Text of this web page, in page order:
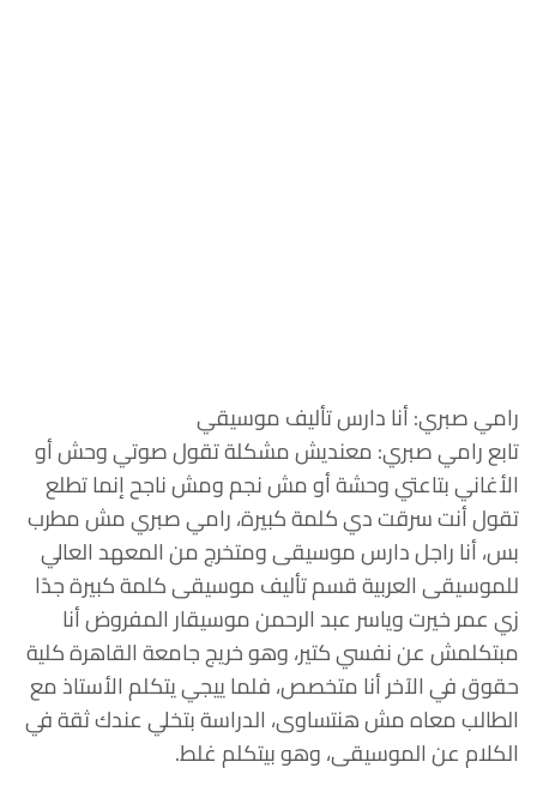
رامي صبري: أنا دارس تأليف موسيقي
تابع رامي صبري: معنديش مشكلة تقول صوتي وحش أو
الأغاني بتاعتي وحشة أو مش نجم ومش ناجح إنما تطلع
تقول أنت سرقت دي كلمة كبيرة، رامي صبري مش مطرب
بس، أنا راجل دارس موسيقى ومتخرج من المعهد العالي
للموسيقى العربية قسم تأليف موسيقى كلمة كبيرة جدًا
زي عمر خيرت وياسر عبد الرحمن موسيقار المفروض أنا
مبتكلمش عن نفسي كتير، وهو خريج جامعة القاهرة كلية
حقوق في الآخر أنا متخصص، فلما ييجي يتكلم الأستاذ مع
الطالب معاه مش هنتساوى، الدراسة بتخلي عندك ثقة في
الكلام عن الموسيقى، وهو بيتكلم غلط.